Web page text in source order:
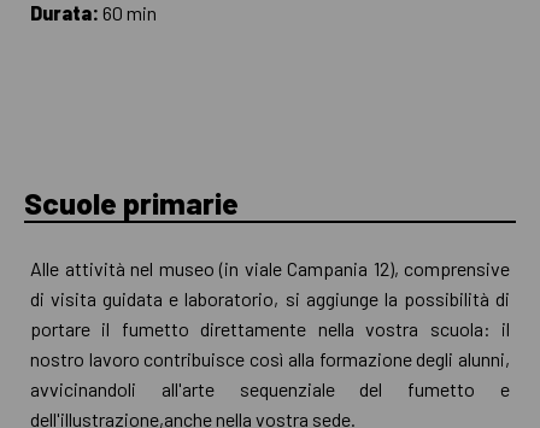
Durata: 60 min
Scuole primarie
Alle attività nel museo (in viale Campania 12), comprensive
di visita guidata e laboratorio, si aggiunge la possibilità di
portare il fumetto direttamente nella vostra scuola: il
nostro lavoro contribuisce così alla formazione degli alunni,
avvicinandoli all'arte sequenziale del fumetto e
dell'illustrazione,anche nella vostra sede.